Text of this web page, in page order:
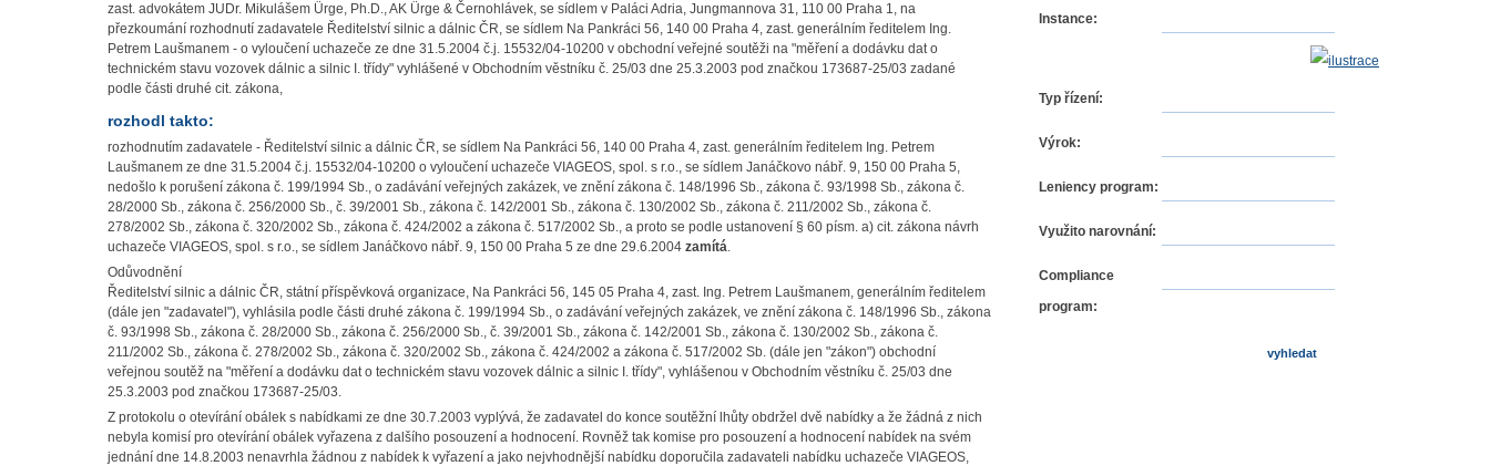
zast. advokátem JUDr. Mikulášem Ürge, Ph.D., AK Ürge & Černohlávek, se sídlem v Paláci Adria, Jungmannova 31, 110 00 Praha 1, na
přezkoumání rozhodnutí zadavatele Ředitelství silnic a dálnic ČR, se sídlem Na Pankráci 56, 140 00 Praha 4, zast. generálním ředitelem Ing.
Petrem Laušmanem - o vyloučení uchazeče ze dne 31.5.2004 č.j. 15532/04-10200 v obchodní veřejné soutěži na "měření a dodávku dat o
technickém stavu vozovek dálnic a silnic I. třídy" vyhlášené v Obchodním věstníku č. 25/03 dne 25.3.2003 pod značkou 173687-25/03 zadané
podle části druhé cit. zákona,
rozhodl takto:
rozhodnutím zadavatele - Ředitelství silnic a dálnic ČR, se sídlem Na Pankráci 56, 140 00 Praha 4, zast. generálním ředitelem Ing. Petrem
Laušmanem ze dne 31.5.2004 č.j. 15532/04-10200 o vyloučení uchazeče VIAGEOS, spol. s r.o., se sídlem Janáčkovo nábř. 9, 150 00 Praha 5,
nedošlo k porušení zákona č. 199/1994 Sb., o zadávání veřejných zakázek, ve znění zákona č. 148/1996 Sb., zákona č. 93/1998 Sb., zákona č.
28/2000 Sb., zákona č. 256/2000 Sb., č. 39/2001 Sb., zákona č. 142/2001 Sb., zákona č. 130/2002 Sb., zákona č. 211/2002 Sb., zákona č.
278/2002 Sb., zákona č. 320/2002 Sb., zákona č. 424/2002 a zákona č. 517/2002 Sb., a proto se podle ustanovení § 60 písm. a) cit. zákona návrh
uchazeče VIAGEOS, spol. s r.o., se sídlem Janáčkovo nábř. 9, 150 00 Praha 5 ze dne 29.6.2004 zamítá.
Odůvodnění
Ředitelství silnic a dálnic ČR, státní příspěvková organizace, Na Pankráci 56, 145 05 Praha 4, zast. Ing. Petrem Laušmanem, generálním ředitelem
(dále jen "zadavatel"), vyhlásila podle části druhé zákona č. 199/1994 Sb., o zadávání veřejných zakázek, ve znění zákona č. 148/1996 Sb., zákona
č. 93/1998 Sb., zákona č. 28/2000 Sb., zákona č. 256/2000 Sb., č. 39/2001 Sb., zákona č. 142/2001 Sb., zákona č. 130/2002 Sb., zákona č.
211/2002 Sb., zákona č. 278/2002 Sb., zákona č. 320/2002 Sb., zákona č. 424/2002 a zákona č. 517/2002 Sb. (dále jen "zákon") obchodní
veřejnou soutěž na "měření a dodávku dat o technickém stavu vozovek dálnic a silnic I. třídy", vyhlášenou v Obchodním věstníku č. 25/03 dne
25.3.2003 pod značkou 173687-25/03.
Z protokolu o otevírání obálek s nabídkami ze dne 30.7.2003 vyplývá, že zadavatel do konce soutěžní lhůty obdržel dvě nabídky a že žádná z nich
nebyla komisí pro otevírání obálek vyřazena z dalšího posouzení a hodnocení. Rovněž tak komise pro posouzení a hodnocení nabídek na svém
jednání dne 14.8.2003 nenavrhla žádnou z nabídek k vyřazení a jako nejvhodnější nabídku doporučila zadavateli nabídku uchazeče VIAGEOS,
Instance:
Typ řízení:
Výrok:
Leniency program:
Využito narovnání:
Compliance
program: